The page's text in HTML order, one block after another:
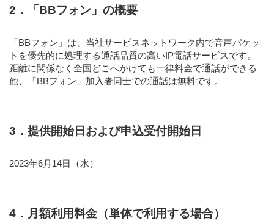
2．「BBフォン」の概要
「BBフォン」は、当社サービスネットワーク内で音声パケッ
トを優先的に処理する通話品質の高いIP電話サービスです。
距離に関係なく全国どこへかけても一律料金で通話ができる
他、「BBフォン」加入者同士での通話は無料です。
3．提供開始日および申込受付開始日
2023年6月14日（水）
4．月額利用料金（単体で利用する場合）